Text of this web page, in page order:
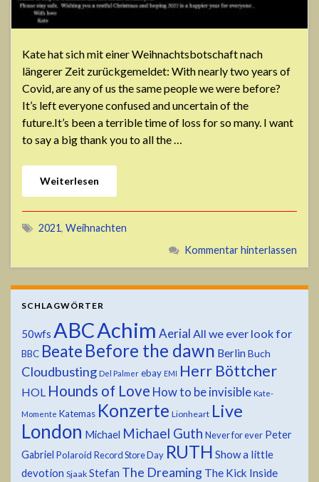
Kate hat sich mit einer Weihnachtsbotschaft nach
längerer Zeit zurückgemeldet: With nearly two years of
Covid, are any of us the same people we were before?
It’s left everyone confused and uncertain of the
future.It’s been a terrible time of loss for so many. I want
to say a big thank you to all the …
Weiterlesen
2021, Weihnachten
Kommentar hinterlassen
SCHLAGWÖRTER
50wfs ABCAchim Aerial All we ever look for
BBC Beate Before the dawn Berlin Buch
Cloudbusting Del Palmer ebay EMI Herr Böttcher
HOL Hounds of Love How to be invisible Kate-
Momente Katemas Konzerte Lionheart Live
London Michael Michael Guth Never for ever Peter
Gabriel Polaroid Record Store Day RUTH Show a little
devotion Sjaak Stefan The Dreaming The Kick Inside